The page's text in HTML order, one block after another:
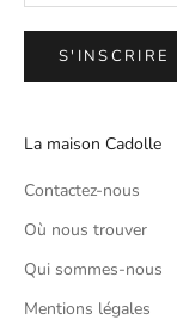
S'INSCRIRE
La maison Cadolle
Contactez-nous
Où nous trouver
Qui sommes-nous
Mentions légales